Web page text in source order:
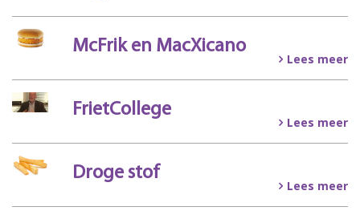
McFrik en MacXicano
Lees meer
FrietCollege
Lees meer
Droge stof
Lees meer